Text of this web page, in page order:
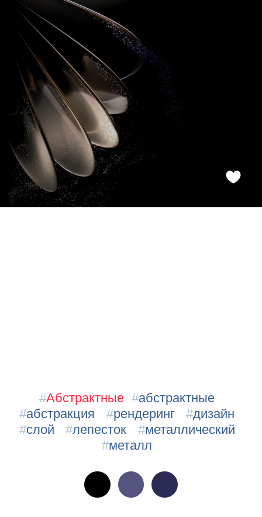
#Абстрактные #абстрактные
#абстракция #рендеринг #дизайн
#слой #лепесток #металлический
#металл